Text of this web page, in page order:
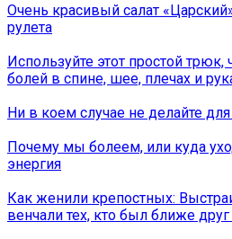
Очень красивый салат
рулета
Используйте этот простой трюк,
болей в спине, шее, плечах и
Ни в коем случае не делайте
Почему мы болеем, или куда
энергия
Как женили крепостных:
венчали тех, кто был ближе друг